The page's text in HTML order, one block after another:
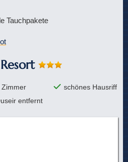
Tauchpakete
Zimmer
schönes Hausriff
entfernt